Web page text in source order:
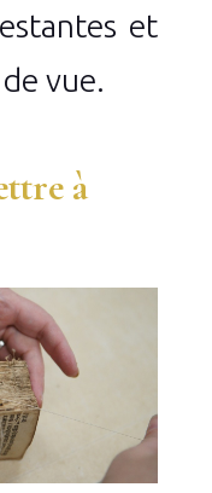
et
vue.
à